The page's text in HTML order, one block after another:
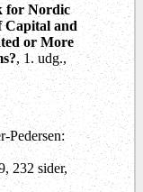
for Nordic
Capital and
or More
, 1. udg.,
Pedersen:
232 sider,